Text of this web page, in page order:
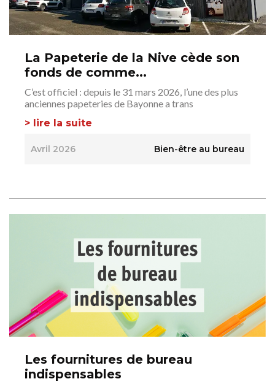
La Papeterie de la Nive cède son
fonds de comme...
C’est officiel : depuis le 31 mars 2026, l’une des plus
anciennes papeteries de Bayonne a trans
> lire la suite
Avril 2026 Bien-être au bureau
Les fournitures de bureau
indispensables